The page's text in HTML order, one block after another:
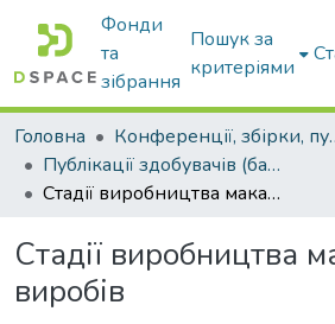
Фонди
та
зібрання
Пошук за
критеріями
Головна
Конференції, збірки,
Публікації здобувачів (бакалаврів. магістрів, аспірантів)
Стадії виробництва макаронних виробів
Стадії виробництва
виробів